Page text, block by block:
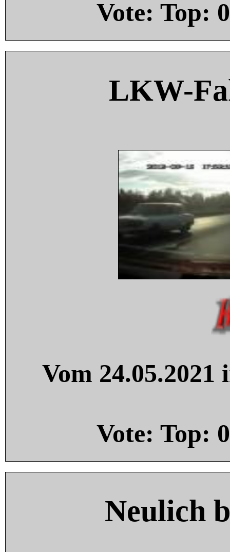
Vote: Top: 0
LKW-
Vom
Vote: Top: 0
Neulich